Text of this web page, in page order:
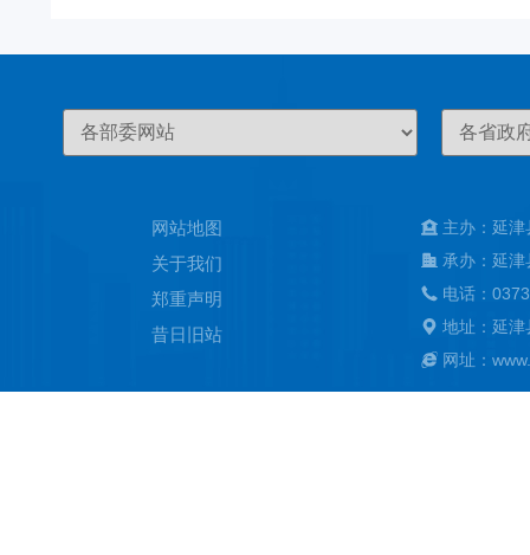
网站地图
关于我们
郑重声明
昔日旧站
主办：延
承办：延
电话：
地址：延
网址：